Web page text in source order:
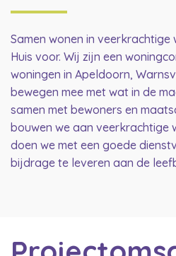
Samen wonen in
Huis voor. Wij zijn een
woningen in Apeldoorn,
bewegen mee met wat in de
samen met bewoners en
bouwen we aan veerkrachtige
doen we met een goede
bijdrage te leveren aan de